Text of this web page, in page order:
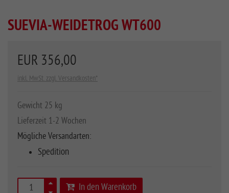
SUEVIA-WEIDETROG WT600
EUR 356,00
inkl. MwSt. zzgl. Versandkosten*
Gewicht 25 kg
Lieferzeit 1-2 Wochen
Mögliche Versandarten:
Spedition
In den Warenkorb